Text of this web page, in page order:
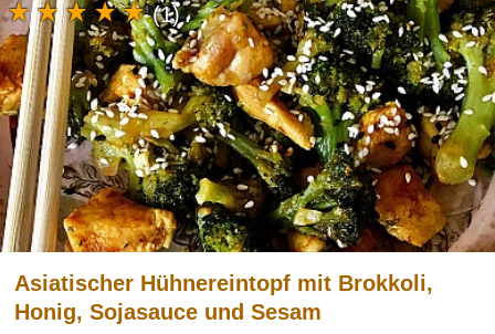
Asiatischer Hühnereintopf mit Brokkoli,
Honig, Sojasauce und Sesam
(1)